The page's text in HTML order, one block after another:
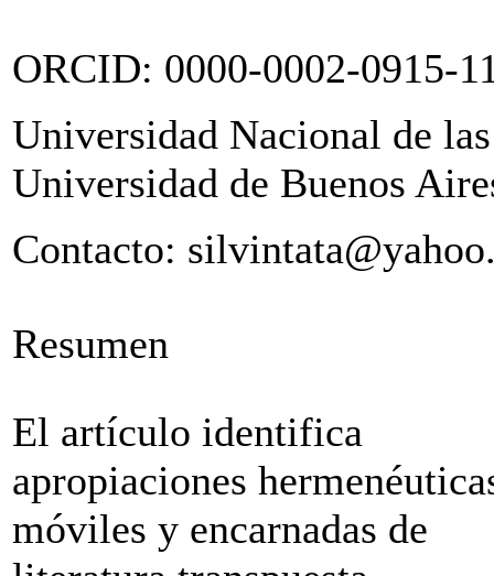
ORCID: 0000-0002-0915-
Universidad Nacional de
Universidad de Buenos
Contacto:
Resumen
El artículo identifica
apropiaciones
móviles y encarnadas de